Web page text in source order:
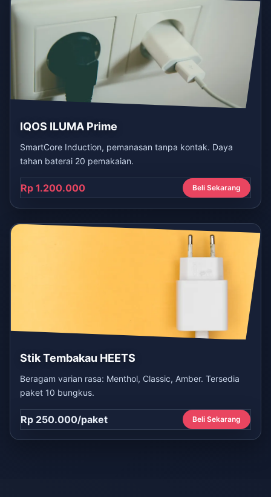
IQOS ILUMA Prime
SmartCore Induction, pemanasan tanpa kontak. Daya
tahan baterai 20 pemakaian.
Rp 1.200.000 Beli Sekarang
Stik Tembakau HEETS
Beragam varian rasa: Menthol, Classic, Amber. Tersedia
paket 10 bungkus.
Rp 250.000/paket Beli Sekarang